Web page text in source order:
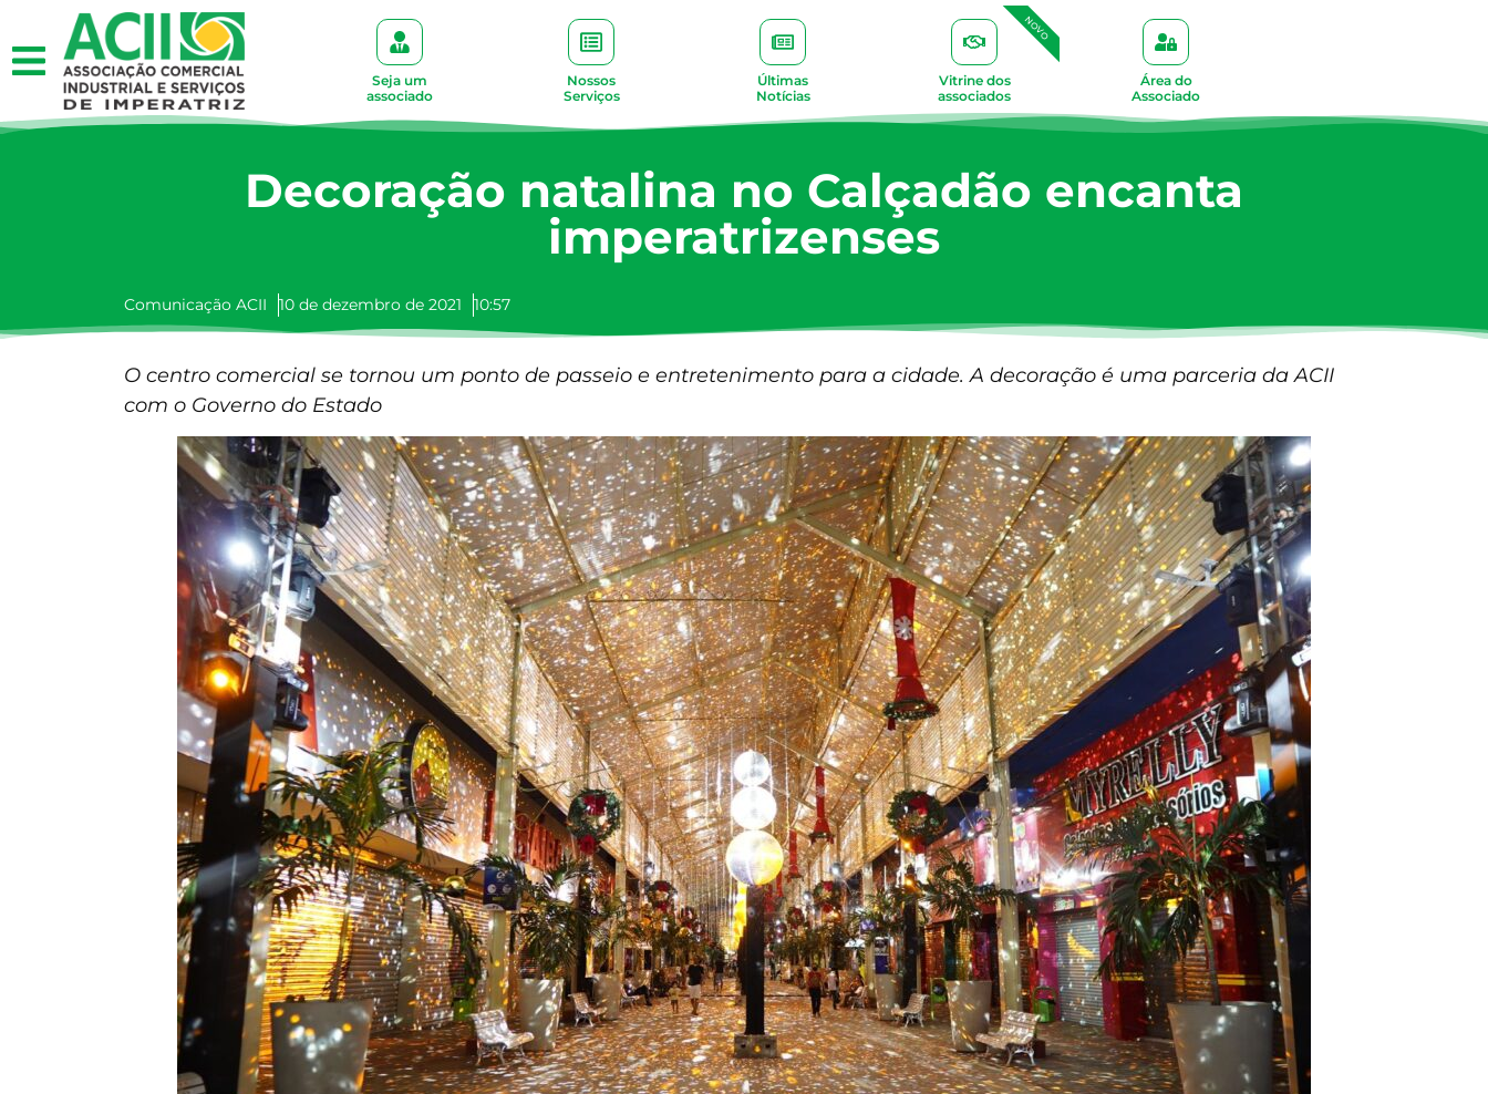
Seja um
associado
Nossos
Serviços
Últimas
Notícias
Vitrine dos
associados
NOVO
Área do
Associado
Decoração natalina no Calçadão encanta
imperatrizenses
Comunicação ACII 10 de dezembro de 2021 10:57
O centro comercial se tornou um ponto de passeio e entretenimento para a cidade. A decoração é uma parceria da ACII
com o Governo do Estado